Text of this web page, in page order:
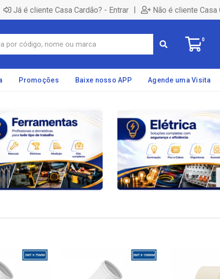
Já é cliente Casa Cardão? - Entrar | Não é cliente Casa
0
Promoções Baixe nosso APP Agende uma Visita